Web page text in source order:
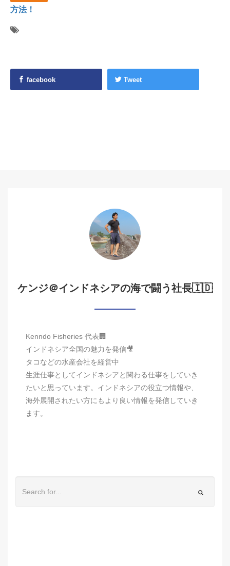
方法！
facebook Tweet
ケンジ＠インドネシアの海で闘う社長🇮🇩
Kenndo Fisheries 代表🏢
インドネシア全国の魅力を発信🎥
タコなどの水産会社を経営中
生涯仕事としてインドネシアと関わる仕事をしていき
たいと思っています。インドネシアの役立つ情報や、
海外展開されたい方にもより良い情報を発信していき
ます。